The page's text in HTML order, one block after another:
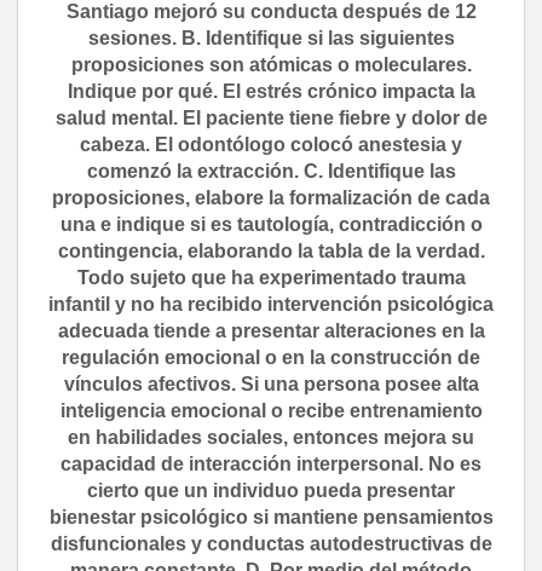
Santiago mejoró su conducta después de 12
sesiones. B. Identifique si las siguientes
proposiciones son atómicas o moleculares.
Indique por qué. El estrés crónico impacta la
salud mental. El paciente tiene fiebre y dolor de
cabeza. El odontólogo colocó anestesia y
comenzó la extracción. C. Identifique las
proposiciones, elabore la formalización de cada
una e indique si es tautología, contradicción o
contingencia, elaborando la tabla de la verdad.
Todo sujeto que ha experimentado trauma
infantil y no ha recibido intervención psicológica
adecuada tiende a presentar alteraciones en la
regulación emocional o en la construcción de
vínculos afectivos. Si una persona posee alta
inteligencia emocional o recibe entrenamiento
en habilidades sociales, entonces mejora su
capacidad de interacción interpersonal. No es
cierto que un individuo pueda presentar
bienestar psicológico si mantiene pensamientos
disfuncionales y conductas autodestructivas de